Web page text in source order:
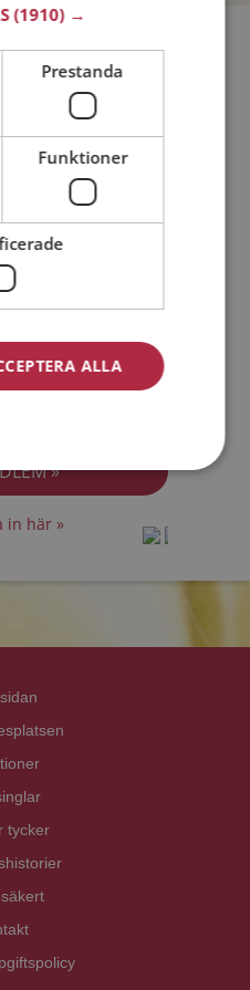
kostnad!
Kvinna
in här »
tycker
(1910) →
Prestanda
Funktioner
ALLA